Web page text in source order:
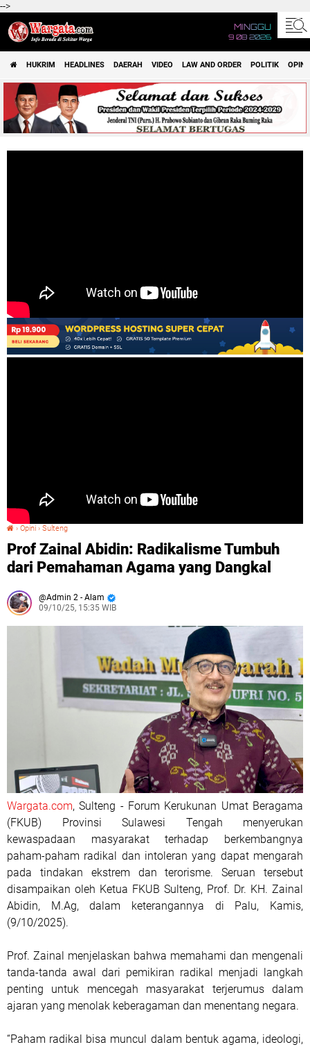
-->
MINGGU
9 08 2026
HUKRIM HEADLINES DAERAH VIDEO LAW AND ORDER POLITIK OPINI
› Opini › Sulteng
Prof Zainal Abidin: Radikalisme Tumbuh
dari Pemahaman Agama yang Dangkal
Admin 2 - Alam
09/10/25, 15:35 WIB
Wargata.com, Sulteng - Forum Kerukunan Umat Beragama
(FKUB) Provinsi Sulawesi Tengah menyerukan
kewaspadaan masyarakat terhadap berkembangnya
paham-paham radikal dan intoleran yang dapat mengarah
pada tindakan ekstrem dan terorisme. Seruan tersebut
disampaikan oleh Ketua FKUB Sulteng, Prof. Dr. KH. Zainal
Abidin, M.Ag, dalam keterangannya di Palu, Kamis,
(9/10/2025).
Prof. Zainal menjelaskan bahwa memahami dan mengenali
tanda-tanda awal dari pemikiran radikal menjadi langkah
penting untuk mencegah masyarakat terjerumus dalam
ajaran yang menolak keberagaman dan menentang negara.
“Paham radikal bisa muncul dalam bentuk agama, ideologi,